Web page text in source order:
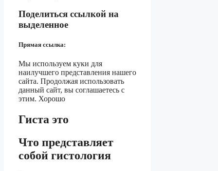
Поделиться ссылкой на
выделенное
Прямая ссылка:
Мы используем куки для
наилучшего представления нашего
сайта. Продолжая использовать
данный сайт, вы соглашаетесь с
этим. Хорошо
Гиста это
Что представляет
собой гистология